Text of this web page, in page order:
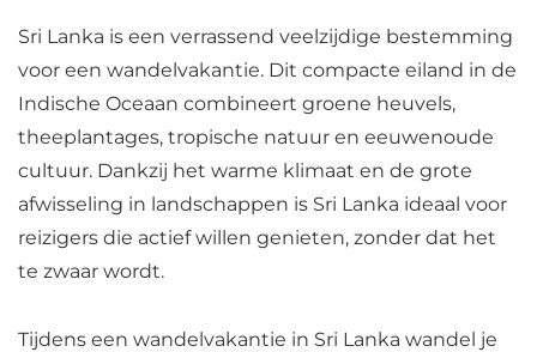
Sri Lanka is een verrassend veelzijdige bestemming
voor een wandelvakantie. Dit compacte eiland in de
Indische Oceaan combineert groene heuvels,
theeplantages, tropische natuur en eeuwenoude
cultuur. Dankzij het warme klimaat en de grote
afwisseling in landschappen is Sri Lanka ideaal voor
reizigers die actief willen genieten, zonder dat het
te zwaar wordt.
Tijdens een wandelvakantie in Sri Lanka wandel je